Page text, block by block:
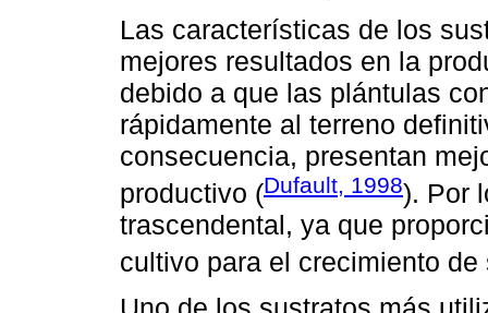
Las características de los
mejores resultados en la
debido a que las plántulas
rápidamente al terreno
consecuencia, presentan
productivo (Dufault, 1998). Por
trascendental, ya que
cultivo para el crecimiento